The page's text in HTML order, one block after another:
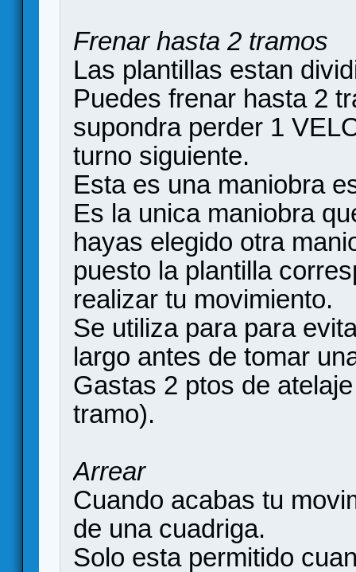
Frenar hasta 2 tramos
Las plantillas estan
Puedes frenar hasta 2
supondra perder 1
turno siguiente.
Esta es una maniobra
Es la unica maniobra
hayas elegido otra
puesto la plantilla
realizar tu movimiento.
Se utiliza para para
largo antes de tomar
Gastas 2 ptos de
tramo).
Arrear
Cuando acabas tu
de una cuadriga.
Solo esta permitido